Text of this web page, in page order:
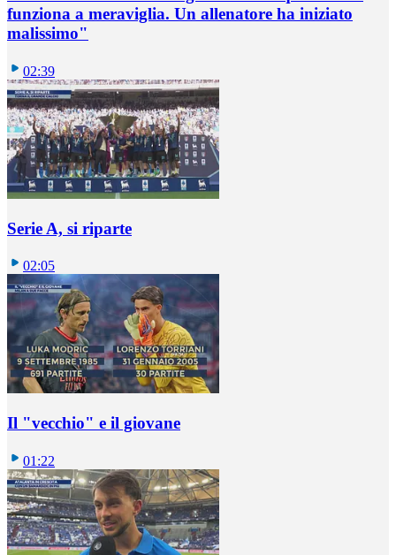
funziona a meraviglia. Un allenatore ha iniziato
malissimo"
02:39
Serie A, si riparte
02:05
Il "vecchio" e il giovane
01:22